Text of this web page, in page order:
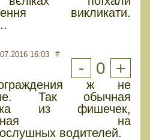
викликати.
16:03 #
- 0 +
ж не
Так обычная
из фишечек,
на
водителей.